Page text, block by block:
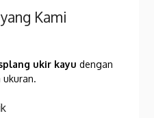
Kami
ukir kayu dengan
ukuran.